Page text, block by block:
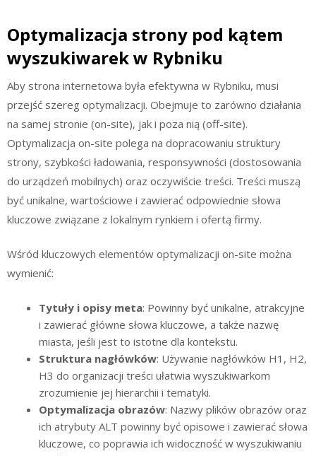
Optymalizacja strony pod kątem
wyszukiwarek w Rybniku
Aby strona internetowa była efektywna w Rybniku, musi
przejść szereg optymalizacji. Obejmuje to zarówno działania
na samej stronie (on-site), jak i poza nią (off-site).
Optymalizacja on-site polega na dopracowaniu struktury
strony, szybkości ładowania, responsywności (dostosowania
do urządzeń mobilnych) oraz oczywiście treści. Treści muszą
być unikalne, wartościowe i zawierać odpowiednie słowa
kluczowe związane z lokalnym rynkiem i ofertą firmy.
Wśród kluczowych elementów optymalizacji on-site można
wymienić:
Tytuły i opisy meta: Powinny być unikalne, atrakcyjne
i zawierać główne słowa kluczowe, a także nazwę
miasta, jeśli jest to istotne dla kontekstu.
Struktura nagłówków: Używanie nagłówków H1, H2,
H3 do organizacji treści ułatwia wyszukiwarkom
zrozumienie jej hierarchii i tematyki.
Optymalizacja obrazów: Nazwy plików obrazów oraz
ich atrybuty ALT powinny być opisowe i zawierać słowa
kluczowe, co poprawia ich widoczność w wyszukiwaniu